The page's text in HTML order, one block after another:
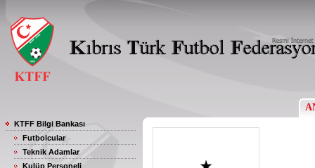
KTFF Bilgi Bankası
Futbolcular
Teknik Adamlar
Kulüp Personeli